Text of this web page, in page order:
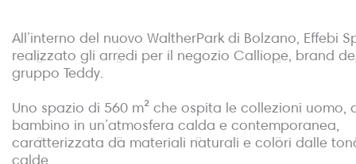
All’interno del nuovo WaltherPark di Bolzano, Effebi
realizzato gli arredi per il negozio Calliope, brand
gruppo Teddy.
Uno spazio di 560 m² che ospita le collezioni uomo,
bambino in un’atmosfera calda e contemporanea,
caratterizzata da materiali naturali e colori dalle
calde.